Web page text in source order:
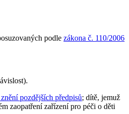
podlezákona č. 110/2006
pozdějších předpisů; dítě, jemuž
zaopatření zařízení pro péči o děti